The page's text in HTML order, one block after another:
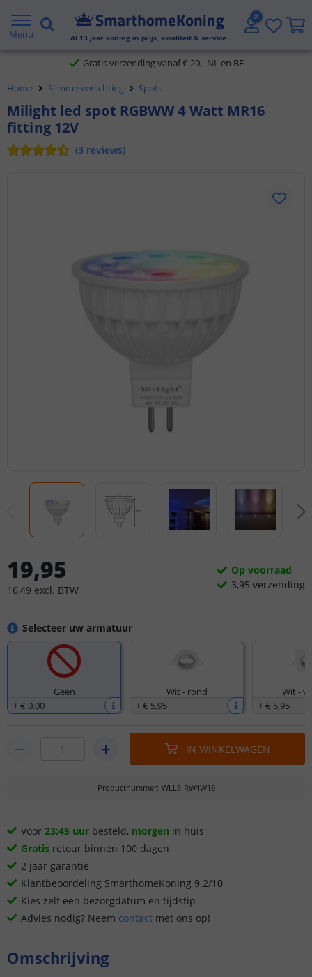
Menu Al 13 jaar koning in prijs, kwaliteit & service
2 jaar garantie
Gratis verzending vanaf € 20,- NL en BE
Klantbeoordeling 9.1
Home Slimme verlichting Spots
Milight led spot RGBWW 4 Watt MR16
fitting 12V
(3 reviews)
Selecteer uw armatuur
Geen
+€ 0,00
Wit - rond
+€ 5,95
Wit -
+€ 5,95
19,95
16,49 excl. BTW
Op voorraad
3,95 verzending
IN WINKELWAGEN
Productnummer: WLLS-RW4W16
Voor 23:45 uur besteld, morgen in huis
Gratis retour binnen 100 dagen
2 jaar garantie
Klantbeoordeling SmarthomeKoning 9.2/10
Kies zelf een bezorgdatum en tijdstip
Advies nodig? Neem contact met ons op!
Omschrijving